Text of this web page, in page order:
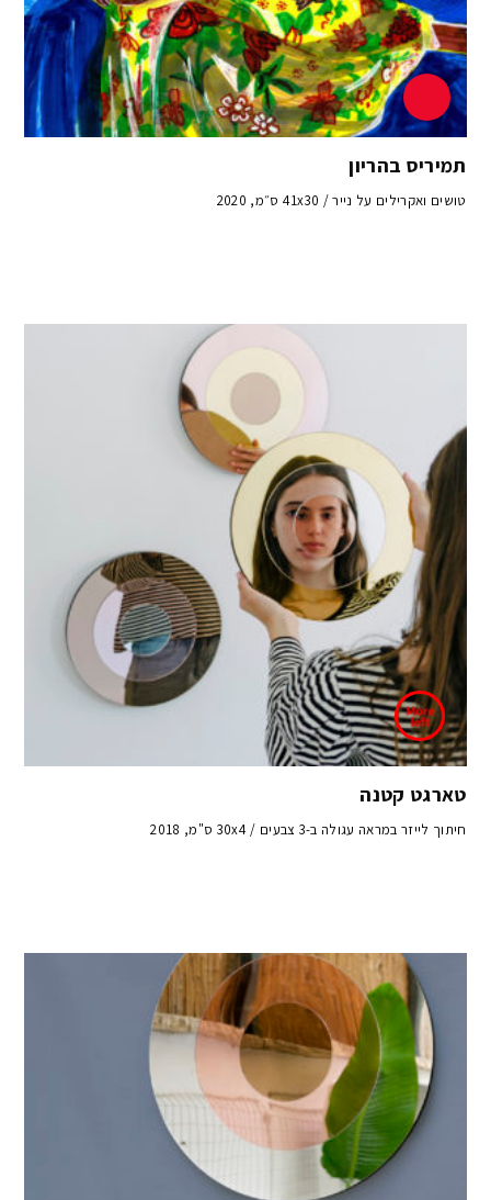
תמיריס בהריון
טושים ואקרילים על נייר / 41x30 ס״מ, 2020
טארגט קטנה
חיתוך לייזר במראה עגולה ב-3 צבעים / 30x4 ס"מ, 2018